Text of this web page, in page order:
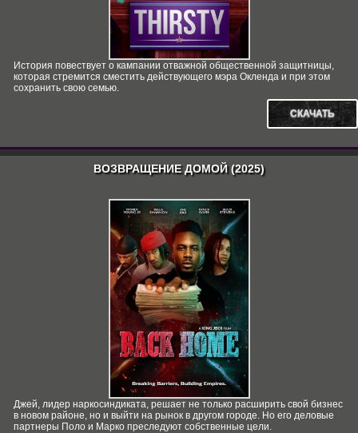
История повествует о кампании отважной общественной защитницы,
которая стремится сместить действующего мэра Окленда и при этом
сохранить свою семью.
СКАЧАТЬ
ВОЗВРАЩЕНИЕ ДОМОЙ (2025)
Джей, лидер наркосиндиката, решает не только расширить свой бизнес
в новом районе, но и выйти на рынок в другом городе. Но его деловые
партнеры Поло и Марко преследуют собственные цели.